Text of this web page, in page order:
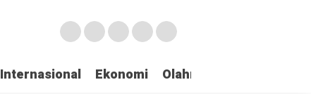
Internasional Ekonomi Olahraga